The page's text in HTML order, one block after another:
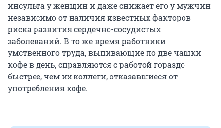
инсульта у женщин и даже снижает его у мужчин
независимо от наличия известных факторов
риска развития сердечно-сосудистых
заболеваний. В то же время работники
умственного труда, выпивающие по две чашки
кофе в день, справляются с работой гораздо
быстрее, чем их коллеги, отказавшиеся от
употребления кофе.